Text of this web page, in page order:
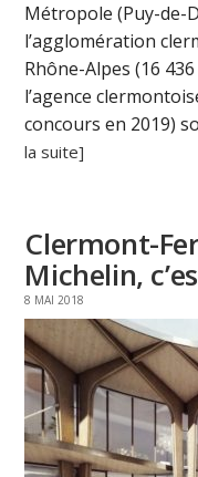
Métropole (Puy-de-
l’agglomération
Rhône-Alpes (16
l’agence
concours en 2019)
la suite]
Clermont-
Michelin,
8 MAI 2018